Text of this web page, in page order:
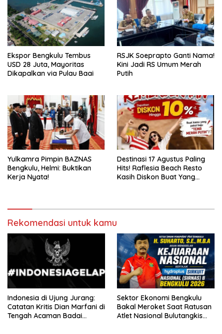
Ekspor Bengkulu Tembus
USD 28 Juta, Mayoritas
Dikapalkan via Pulau Baai
RSJK Soeprapto Ganti Nama!
Kini Jadi RS Umum Merah
Putih
Yulkamra Pimpin BAZNAS
Bengkulu, Helmi: Buktikan
Kerja Nyata!
Destinasi 17 Agustus Paling
Hits! Raflesia Beach Resto
Kasih Diskon Buat Yang
Rekomendasi untuk kamu
Indonesia di Ujung Jurang:
Catatan Kritis Dian Marfani di
Tengah Acaman Badai
Sektor Ekonomi Bengkulu
Bakal Meroket Saat Ratusan
Atlet Nasional Bulutangkis